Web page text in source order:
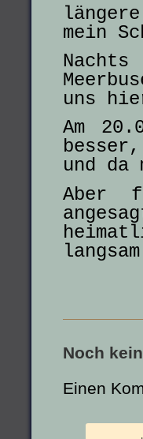
mein
uns
Am
und
Aber
Noch
Einen